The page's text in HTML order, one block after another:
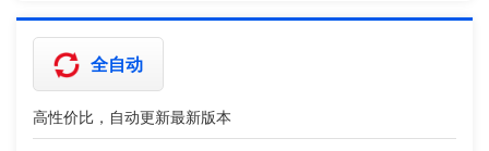
全自动
高性价比，自动更新最新版本